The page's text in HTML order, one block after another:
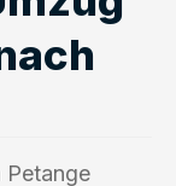
Petange